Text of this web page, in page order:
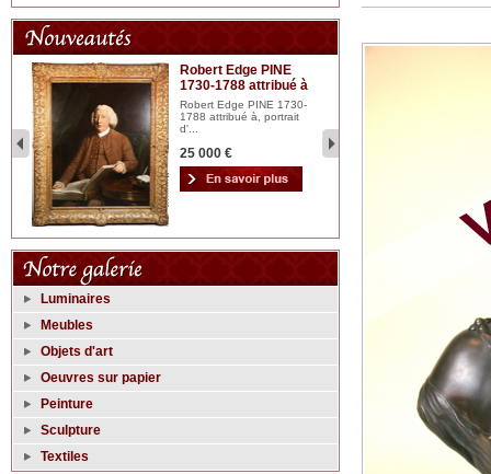
Robert Edge PINE
1730-1788 attribué à
Robert Edge PINE 1730-
1788 attribué à, portrait
d'...
25 000 €
Luminaires
Meubles
Objets d'art
Oeuvres sur papier
Peinture
Sculpture
Textiles